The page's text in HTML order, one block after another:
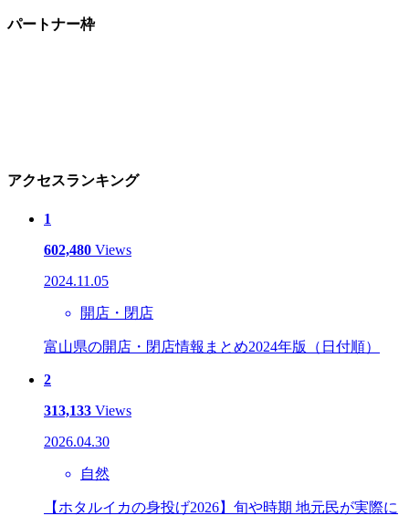
パートナー枠
アクセスランキング
1
602,480 Views
2024.11.05
開店・閉店
富山県の開店・閉店情報まとめ2024年版（日付順）
2
313,133 Views
2026.04.30
自然
【ホタルイカの身投げ2026】旬や時期 地元民が実際に